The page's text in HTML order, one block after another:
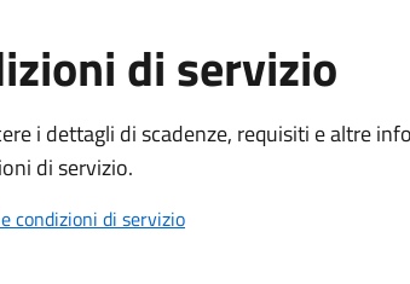
di servizio
i dettagli di scadenze, requisiti e altre
di servizio.
condizioni di servizio